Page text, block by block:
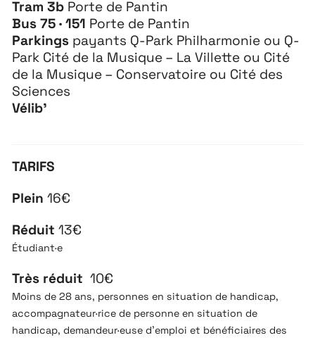
Tram 3b Porte de Pantin
Bus 75 · 151 Porte de Pantin
Parkings payants Q-Park Philharmonie ou Q-
Park Cité de la Musique – La Villette ou Cité
de la Musique – Conservatoire ou Cité des
Sciences
Vélib’
TARIFS
Plein 16€
Réduit 13€
Étudiant·e
Très réduit 10€
Moins de 28 ans, personnes en situation de handicap,
accompagnateur·rice de personne en situation de
handicap, demandeur·euse d’emploi et bénéficiaires des